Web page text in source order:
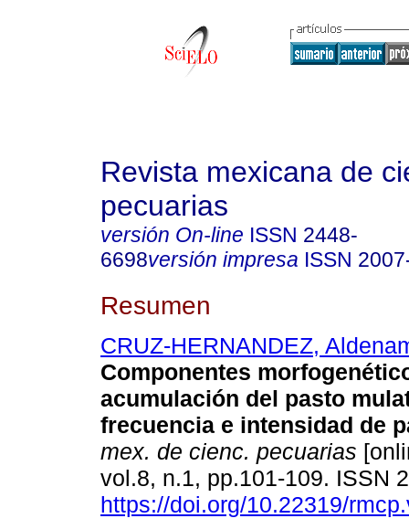
Revista mexicana de
pecuarias
versión On-line ISSN 2448-
6698versión impresa ISSN
Resumen
CRUZ-HERNANDEZ,
Componentes
acumulación del pasto
frecuencia e intensidad de
mex. de cienc. pecuarias
vol.8, n.1, pp.101-109. ISSN
https://doi.org/10.22319/